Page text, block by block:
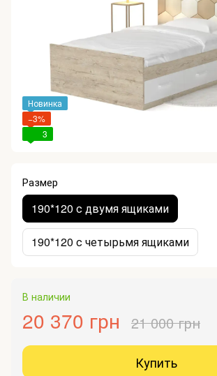
Новинка
−3%
3
Размер
190*120 с двумя ящиками
190*120 с четырьмя ящиками
В наличии
20 370 грн 21 000 грн
Купить